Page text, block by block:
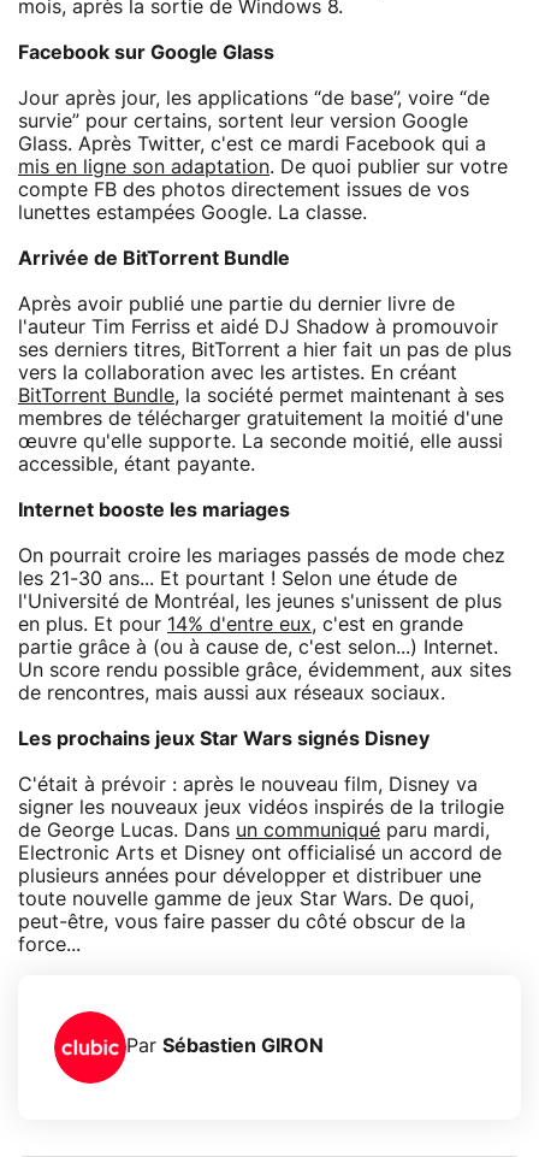
mois, après la sortie de Windows 8.
Facebook sur Google Glass
Jour après jour, les applications “de base”, voire “de
survie” pour certains, sortent leur version Google
Glass. Après Twitter, c'est ce mardi Facebook qui a
mis en ligne son adaptation. De quoi publier sur votre
compte FB des photos directement issues de vos
lunettes estampées Google. La classe.
Arrivée de BitTorrent Bundle
Après avoir publié une partie du dernier livre de
l'auteur Tim Ferriss et aidé DJ Shadow à promouvoir
ses derniers titres, BitTorrent a hier fait un pas de plus
vers la collaboration avec les artistes. En créant
BitTorrent Bundle, la société permet maintenant à ses
membres de télécharger gratuitement la moitié d'une
œuvre qu'elle supporte. La seconde moitié, elle aussi
accessible, étant payante.
Internet booste les mariages
On pourrait croire les mariages passés de mode chez
les 21-30 ans... Et pourtant ! Selon une étude de
l'Université de Montréal, les jeunes s'unissent de plus
en plus. Et pour 14% d'entre eux, c'est en grande
partie grâce à (ou à cause de, c'est selon...) Internet.
Un score rendu possible grâce, évidemment, aux sites
de rencontres, mais aussi aux réseaux sociaux.
Les prochains jeux Star Wars signés Disney
C'était à prévoir : après le nouveau film, Disney va
signer les nouveaux jeux vidéos inspirés de la trilogie
de George Lucas. Dans un communiqué paru mardi,
Electronic Arts et Disney ont officialisé un accord de
plusieurs années pour développer et distribuer une
toute nouvelle gamme de jeux Star Wars. De quoi,
peut-être, vous faire passer du côté obscur de la
force...
Par Sébastien GIRON